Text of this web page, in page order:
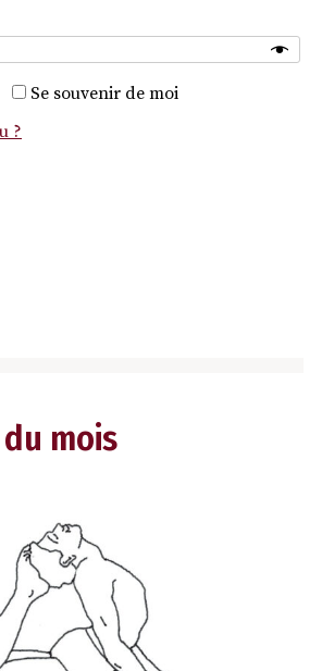
Se souvenir de moi
?
mois